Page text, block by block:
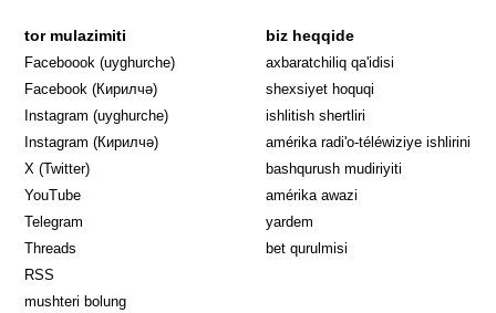
tor mulazimiti
Faceboook (uyghurche) Opens in new window
Facebook (Кирилчә) Opens in new window
Instagram (uyghurche) Opens in new window
Instagram (Кирилчә) Opens in new window
X (Twitter)
YouTube
Telegram
Threads
RSS
mushteri bolung
biz heqqide
axbaratchiliq qa'idisi
shexsiyet hoquqi
ishlitish shertliri
amérika radi'o-téléwiziye ishlirini
bashqurush mudiriyiti
amérika awazi
yardem
bet qurulmisi